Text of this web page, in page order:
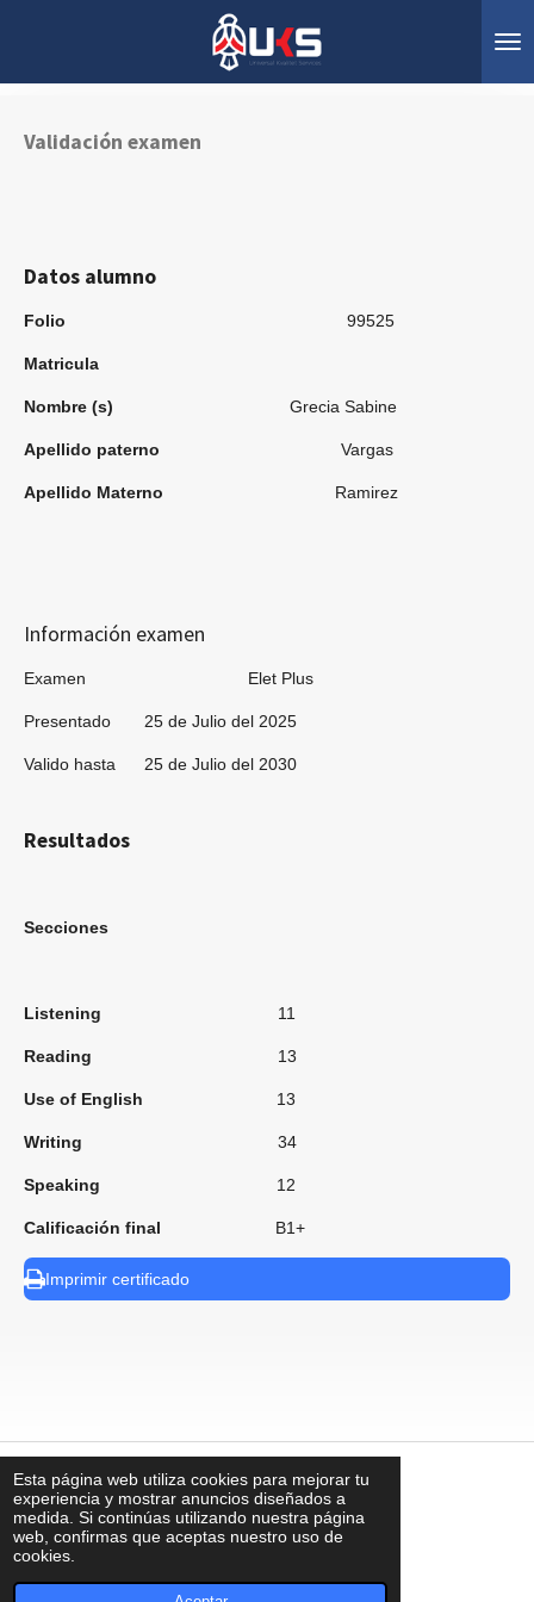
Esta página web utiliza cookies para mejorar tu
experiencia y mostrar anuncios diseñados a
medida. Si continúas utilizando nuestra página
web, confirmas que aceptas nuestro uso de
cookies.
Validación examen
Datos alumno
Folio 99525
Matricula
Nombre (s) Grecia Sabine
Apellido paterno Vargas
Apellido Materno Ramirez
Información examen
Examen Elet Plus
Presentado 25 de Julio del 2025
Valido hasta 25 de Julio del 2030
Resultados
Secciones
Listening 11
Reading 13
Use of English 13
Writing 34
Speaking 12
Calificación final B1+
Imprimir certificado
⠀
contacto@uks.com.mx